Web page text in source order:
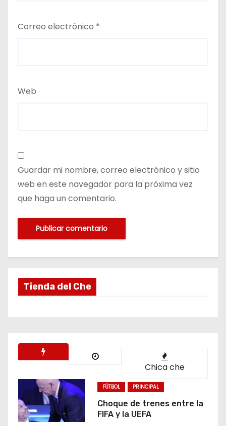
Correo electrónico *
Web
Guardar mi nombre, correo electrónico y sitio
web en este navegador para la próxima vez
que haga un comentario.
Tienda del Che
Chica che
FÚTBOL PRINCIPAL
Choque de trenes entre la
FIFA y la UEFA